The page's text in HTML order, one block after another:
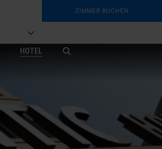
G
ZIMMER BUCHEN
b
HOTEL X